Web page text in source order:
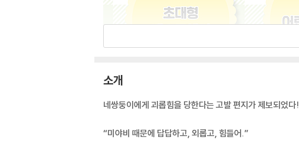
소개
네쌍둥이에게 괴롭힘을 당한다는 고발 편지가 제보되었다!
“미야비 때문에 답답하고, 외롭고, 힘들어.”